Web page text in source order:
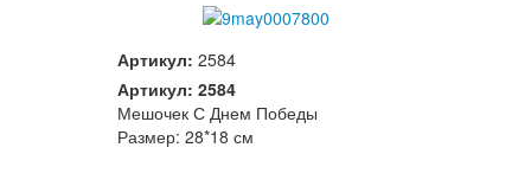
Артикул: 2584
Артикул: 2584
Мешочек С Днем Победы
Размер: 28*18 см